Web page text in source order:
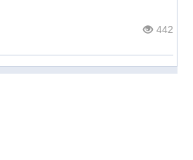
442